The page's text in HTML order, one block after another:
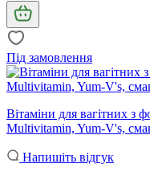
Під замовлення
Вітаміни для вагітних з
Multivitamin, Yum-V's,
Напишіть відгук